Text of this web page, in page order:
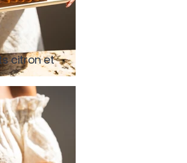
et
sans
citron et
sans